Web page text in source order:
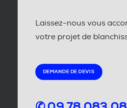
Laissez-nous vous
votre projet de
DEMANDE DE DEVIS